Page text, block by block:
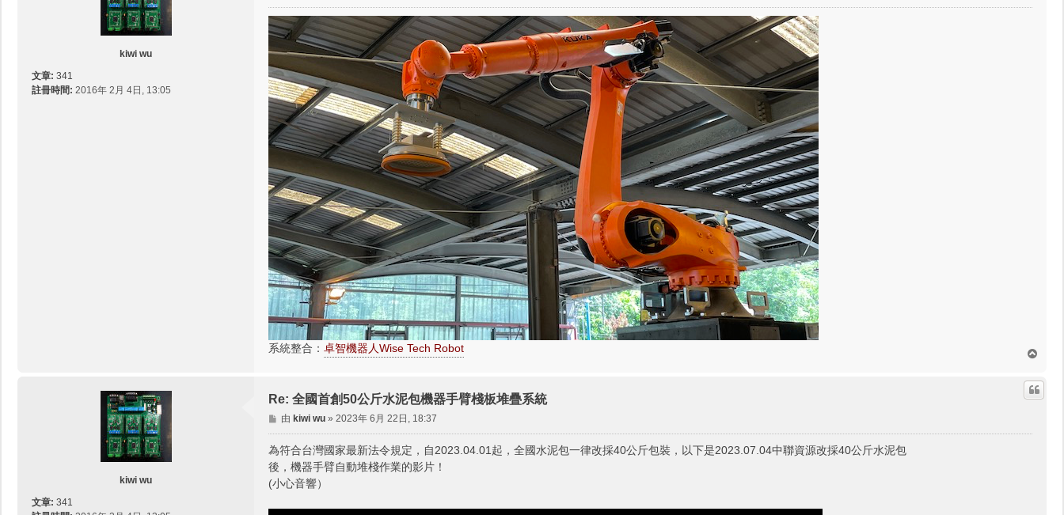
kiwi wu
文章: 341
註冊時間: 2016年 2月 4日, 13:05
章
系統整合： 卓智機器人Wise Tech Robot
端
kiwi wu
文章: 341
Re: 全國首創50公斤水泥包機器手臂棧板堆疊系統
文
章
由 kiwi wu» 2023年 6月 22日, 18:37
為符合台灣國家最新法令規定，自2023.04.01起，全國水泥包一律改採40公斤包裝，以下是2023.07.04中聯資源改採40公斤水泥包
後，機器手臂自動堆棧作業的影片！
(小心音響）